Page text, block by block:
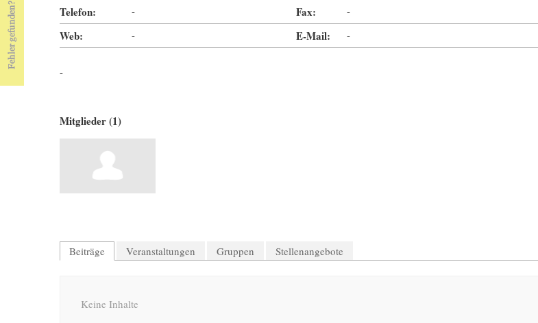
Telefon: - Fax: -
Web: - E-Mail: -
-
Mitglieder (1)
Beiträge Veranstaltungen Gruppen Stellenangebote
Keine Inhalte